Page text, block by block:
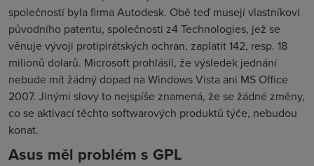
společností byla firma Autodesk. Obě teď musejí vlastníkovi
původního patentu, společnosti z4 Technologies, jež se
věnuje vývoji protipirátských ochran, zaplatit 142, resp. 18
milionů dolarů. Microsoft prohlásil, že výsledek jednání
nebude mít žádný dopad na Windows Vista ani MS Office
2007. Jinými slovy to nejspíše znamená, že se žádné změny,
co se aktivací těchto softwarových produktů týče, nebudou
konat.
Asus měl problém s GPL